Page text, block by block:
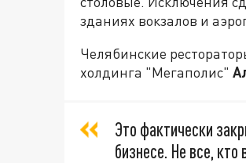
зданиях вокзалов и
Челябинские
холдинга "Мегаполис"
Это фактически
бизнесе. Не все,